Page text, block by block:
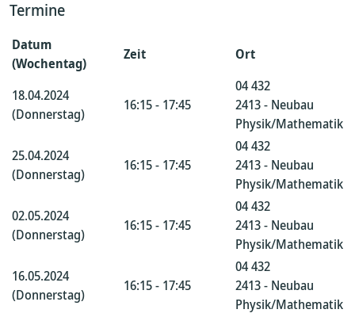
Termine
Datum
(Wochentag)
Zeit Ort
18.04.2024
(Donnerstag)
16:15 - 17:45
04 432
2413 - Neubau
Physik/Mathematik
25.04.2024
(Donnerstag)
16:15 - 17:45
04 432
2413 - Neubau
Physik/Mathematik
02.05.2024
(Donnerstag)
16:15 - 17:45
04 432
2413 - Neubau
Physik/Mathematik
16.05.2024
(Donnerstag)
16:15 - 17:45
04 432
2413 - Neubau
Physik/Mathematik